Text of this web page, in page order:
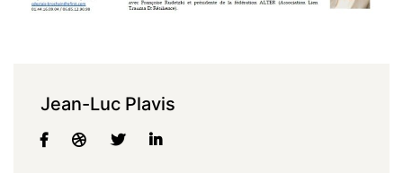
Jean-Luc Plavis